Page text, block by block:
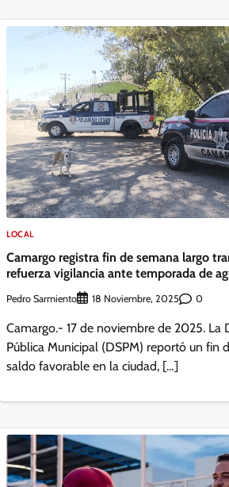
LOCAL
Camargo registra fin de semana largo
refuerza vigilancia ante temporada de
Pedro Sarmiento 18 Noviembre, 2025 0
Camargo.- 17 de noviembre de 2025. La
Pública Municipal (DSPM) reportó un fin
saldo favorable en la ciudad, […]